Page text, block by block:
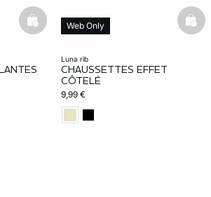
basketfull
luna rib
CHAUSSETTES EFFET
CÔTELÉ
9,99 €
Web Only